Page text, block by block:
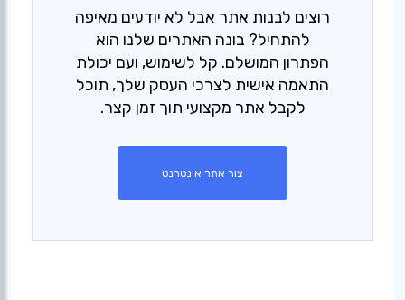
רוצים לבנות אתר אבל לא יודעים מאיפה
להתחיל? בונה האתרים שלנו הוא
הפתרון המושלם. קל לשימוש, ועם יכולת
התאמה אישית לצרכי העסק שלך, תוכל
לקבל אתר מקצועי תוך זמן קצר.
צור אתר אינטרנט